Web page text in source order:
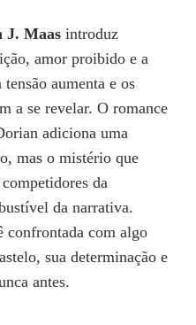
J. Maas introduz
amor proibido e a
aumenta e os
a se revelar. O romance
adiciona uma
mas o mistério que
da
da narrativa.
confrontada com algo
sua determinação e
antes.